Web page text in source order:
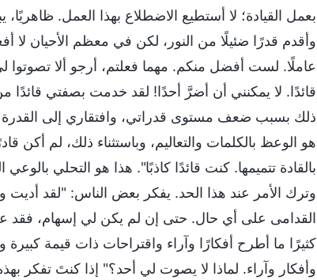
بعمل القيادة؛ لا أستطيع الاضطلاع بهذا العمل.
وأقدم قدرًا ضئيلًا من النور، لكن في معظم الأحيان لا
عاملًا. لست أفضل منكم. مهما فعلتم، أرجو ألا
قائدًا. لا يمكنني أن أضرَّ أحدًا! لقد خدمت بصفتي
ذلك بسبب ضعف مستوى قدراتي، وافتقاري إلى
هو الوعظ بالكلمات والتعاليم، وباستثناء ذلك، لم أكن
بالقادة تتميمها. كنت قائدًا كاذبًا". هذا هو التحلي
وترك الأمر عند هذا الحد. يفكر بعض الناس: "لقد
القدامى على أي حال. حتى إن لم يكن لي إسهام، فقد
كثيرًا ما أطرح أفكارًا وآراء واقتراحات ذات قيمة
وأفكار وآراء. لماذا لا يصوت لي أحد؟" إذا كنتَ تفكر